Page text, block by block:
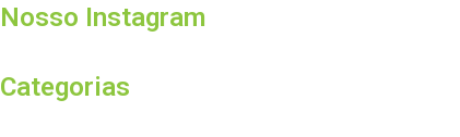
Nosso Instagram
Categorias